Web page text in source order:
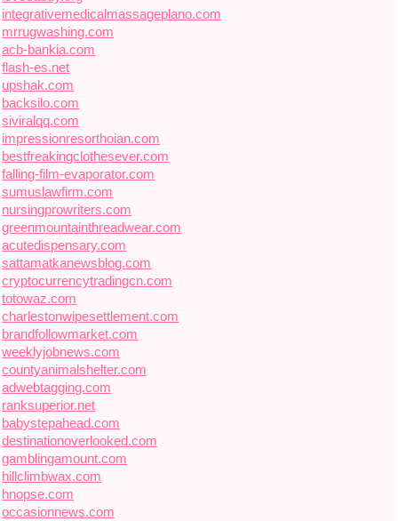
integrativemedicalmassageplano.com
mrrugwashing.com
acb-bankia.com
flash-es.net
upshak.com
backsilo.com
siviralqq.com
impressionresorthoian.com
bestfreakingclothesever.com
falling-film-evaporator.com
sumuslawfirm.com
nursingprowriters.com
greenmountainthreadwear.com
acutedispensary.com
sattamatkanewsblog.com
cryptocurrencytradingcn.com
totowaz.com
charlestonwipesettlement.com
brandfollowmarket.com
weeklyjobnews.com
countyanimalshelter.com
adwebtagging.com
ranksuperior.net
babystepahead.com
destinationoverlooked.com
gamblingamount.com
hillclimbwax.com
hnopse.com
occasionnews.com